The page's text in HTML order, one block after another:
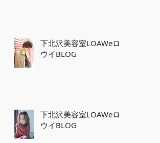
下北沢美容室LOAWeロ
ウイBLOG
下北沢美容室LOAWeロ
ウイBLOG